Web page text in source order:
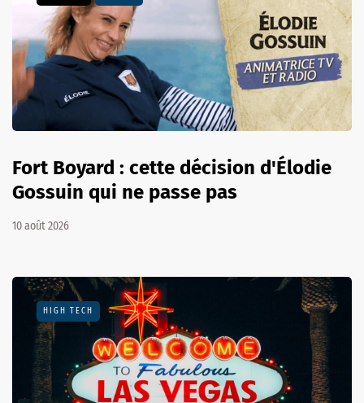
Fort Boyard : cette décision d'Élodie
Gossuin qui ne passe pas
10 août 2026
HIGH TECH